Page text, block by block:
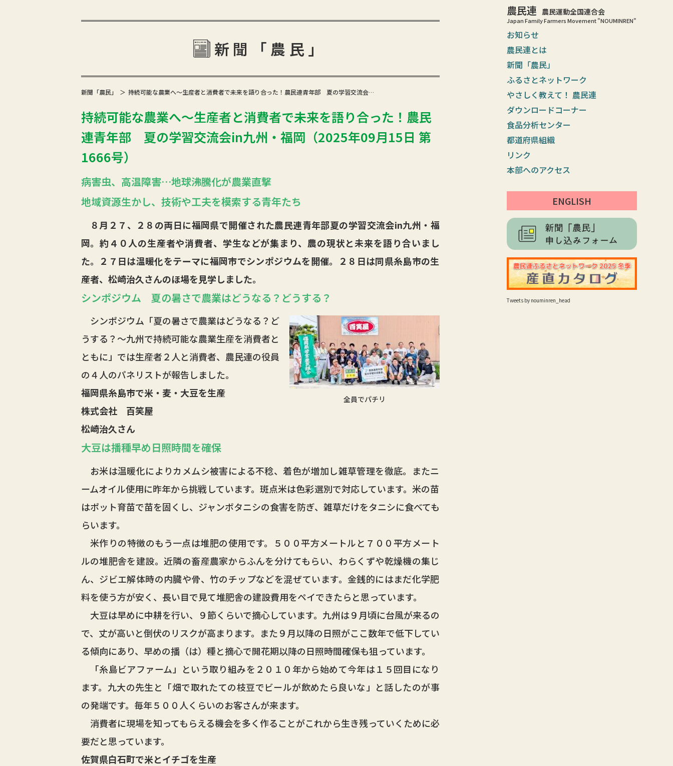
農民連 農民運動全国連合会
Japan Family Farmers Movement "NOUMINREN"
お知らせ
農民連とは
新聞「農民」
ふるさとネットワーク
やさしく教えて！ 農民連
ダウンロードコーナー
食品分析センター
都道府県組織
リンク
本部へのアクセス
ENGLISH
Tweets by nouminren_head
新聞「農民」
新聞「農民」 持続可能な農業へ〜生産者と消費者で未来を語り合った！農民連青年部 夏の学習交流会…
持続可能な農業へ〜生産者と消費者で未来を語り合った！農民
連青年部 夏の学習交流会in九州・福岡（2025年09月15日 第
1666号）
病害虫、高温障害…地球沸騰化が農業直撃
地域資源生かし、技術や工夫を模索する青年たち
８月２７、２８の両日に福岡県で開催された農民連青年部夏の学習交流会in九州・福
岡。約４０人の生産者や消費者、学生などが集まり、農の現状と未来を語り合いまし
た。２７日は温暖化をテーマに福岡市でシンポジウムを開催。２８日は同県糸島市の生
産者、松崎治久さんのほ場を見学しました。
シンポジウム 夏の暑さで農業はどうなる？どうする？
全員でパチリ
シンポジウム「夏の暑さで農業はどうなる？ど
うする？～九州で持続可能な農業生産を消費者と
ともに」では生産者２人と消費者、農民連の役員
の４人のパネリストが報告しました。
福岡県糸島市で米・麦・大豆を生産
株式会社 百笑屋
松崎治久さん
大豆は播種早め日照時間を確保
お米は温暖化によりカメムシ被害による不稔、着色が増加し雑草管理を徹底。またニ
ームオイル使用に昨年から挑戦しています。斑点米は色彩選別で対応しています。米の苗
はポット育苗で苗を固くし、ジャンボタニシの食害を防ぎ、雑草だけをタニシに食べても
らいます。
米作りの特徴のもう一点は堆肥の使用です。５００平方メートルと７００平方メート
ルの堆肥舎を建設。近隣の畜産農家からふんを分けてもらい、わらくずや乾燥機の集じ
ん、ジビエ解体時の内臓や骨、竹のチップなどを混ぜています。金銭的にはまだ化学肥
料を使う方が安く、長い目で見て堆肥舎の建設費用をペイできたらと思っています。
大豆は早めに中耕を行い、９節くらいで摘心しています。九州は９月頃に台風が来るの
で、丈が高いと倒伏のリスクが高まります。また９月以降の日照がここ数年で低下してい
る傾向にあり、早めの播（は）種と摘心で開花期以降の日照時間確保も狙っています。
「糸島ビアファーム」という取り組みを２０１０年から始めて今年は１５回目になり
ます。九大の先生と「畑で取れたての枝豆でビールが飲めたら良いな」と話したのが事
の発端です。毎年５００人くらいのお客さんが来ます。
消費者に現場を知ってもらえる機会を多く作ることがこれから生き残っていくために必
要だと思っています。
佐賀県白石町で米とイチゴを生産